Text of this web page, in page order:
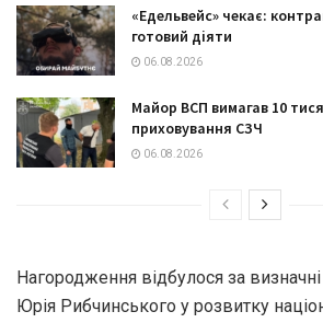
«Едельвейс» чекає:
готовий діяти
06.08.2026
Майор ВСП вимагав 10
приховування СЗЧ
06.08.2026
Нагородження відбулося за визначні
Юрія Рибчинського у розвитку